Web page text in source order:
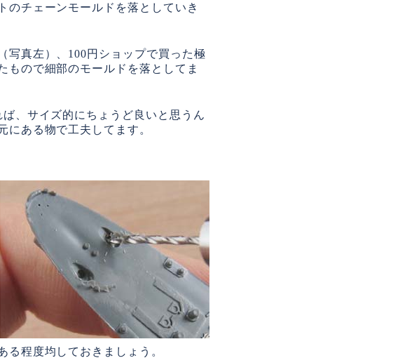
のチェーンモールドを落としていき
写真左）、100円ショップで買った極
もので細部のモールドを落としてま
、サイズ的にちょうど良いと思うん
にある物で工夫してます。
る程度均しておきましょう。